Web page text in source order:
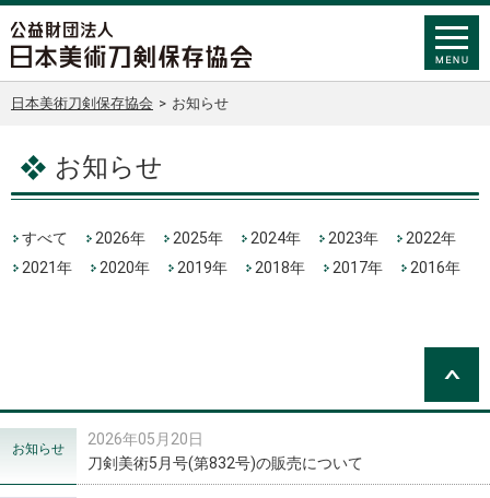
日本美術刀剣保存協会 > お知らせ
お知らせ
すべて 2026年 2025年 2024年 2023年
2022年
2021年
2020年 2019年 2018年 2017年 2016年
2026年05月20日
お知らせ
刀剣美術5月号(第832号)の販売について